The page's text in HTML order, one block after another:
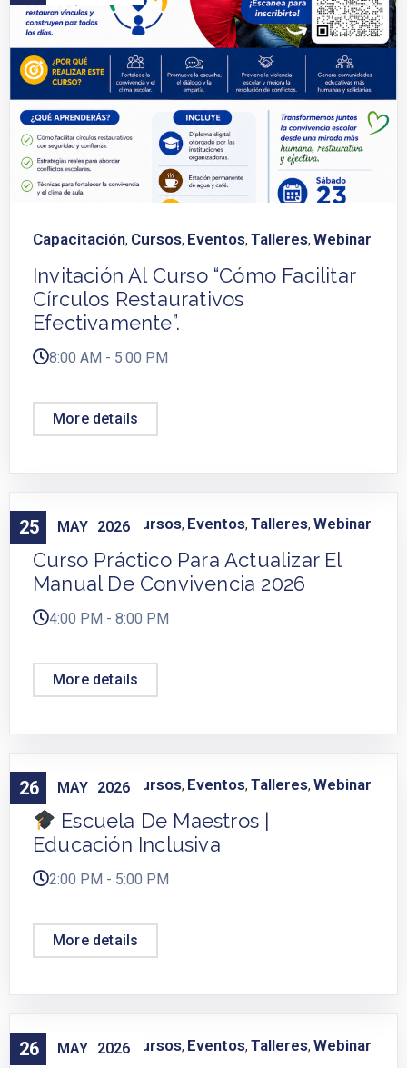
Capacitación, Cursos, Eventos, Talleres, Webinar
Invitación Al Curso “Cómo Facilitar
Círculos Restaurativos
Efectivamente”.
8:00 AM - 5:00 PM
More details
25 MAY 2026
Capacitación, Cursos, Eventos, Talleres, Webinar
Curso Práctico Para Actualizar El
Manual De Convivencia 2026
4:00 PM - 8:00 PM
More details
26 MAY 2026
Capacitación, Cursos, Eventos, Talleres, Webinar
Escuela De Maestros |
Educación Inclusiva
2:00 PM - 5:00 PM
More details
26 MAY 2026
Capacitación, Cursos, Eventos, Talleres, Webinar